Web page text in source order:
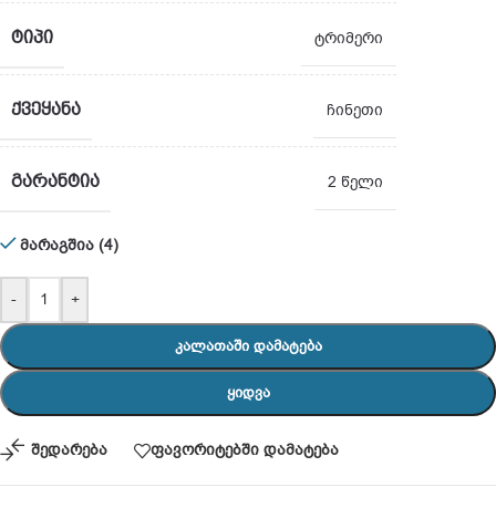
ᲢᲘᲞᲘ ტრიმერი
ᲥᲕᲔᲧᲐᲜᲐ ჩინეთი
ᲒᲐᲠᲐᲜᲢᲘᲐ 2 წელი
მარაგშია (4)
- +
ᲙᲐᲚᲐᲗᲐᲨᲘ ᲓᲐᲛᲐᲢᲔᲑᲐ
ᲧᲘᲓᲕᲐ
შედარება ფავორიტებში დამატება